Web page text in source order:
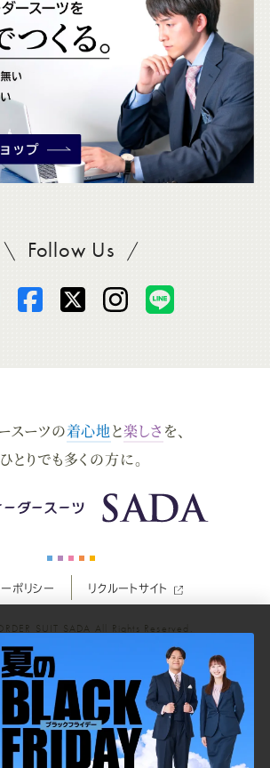
Follow UsSADAをフォロー
オ
ー
ス
ツ
SADA
の
公
オ
ー
ス
ー
ツ
SADA
の
公
オ
ー
ス
ー
ツ
SADA
の
公
オ
ー
ス
ツ
SADA
の
公
ス
ツ
SADA
の
公
スーツの着心地と楽しさ を、
ひとりでも多くの方に。
ポリシー リクルートサイト
SUIT SADA All Rights Reserved.